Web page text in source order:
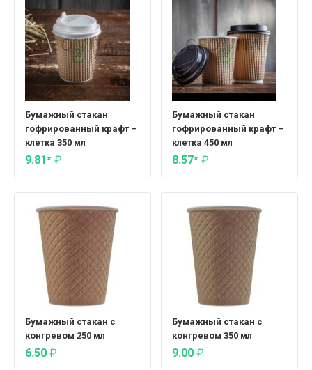
Бумажный стакан
гофрированный крафт –
клетка 350 мл
9.81* ₽
Бумажный стакан
гофрированный крафт –
клетка 450 мл
8.57* ₽
Бумажный стакан с
конгревом 250 мл
6.50 ₽
Бумажный стакан с
конгревом 350 мл
9.00 ₽